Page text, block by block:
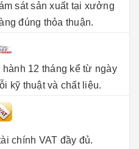
sát sản xuất tại xưởng
đúng thỏa thuận.
12 tháng kể từ ngày
kỹ thuật và chất liệu.
chính VAT đầy đủ.